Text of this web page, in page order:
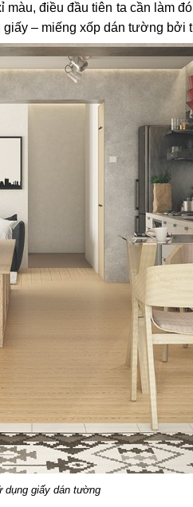
điều đầu tiên ta cần làm
– miếng xốp dán tường bởi
dụng giấy dán tường